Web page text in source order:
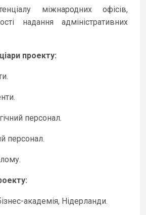
міжнародних офісів,
надання адміністративних
проекту:
персонал.
персонал.
академія, Нідерланди.